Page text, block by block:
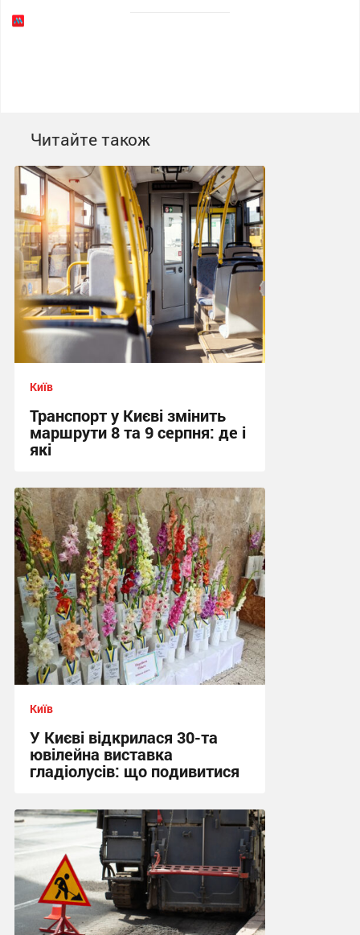
Читайте також
Київ
Транспорт у Києві змінить
маршрути 8 та 9 серпня: де і
які
01:37 вчора
Київ
У Києві відкрилася 30-та
ювілейна виставка
гладіолусів: що подивитися
16:04, 7.08.2026